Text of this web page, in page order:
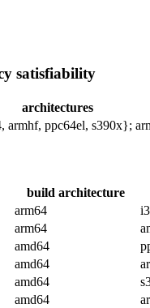
satisfiability
architectures
armhf, ppc64el, s390x};
build architecture
arm64
arm64
amd64
amd64
amd64
amd64